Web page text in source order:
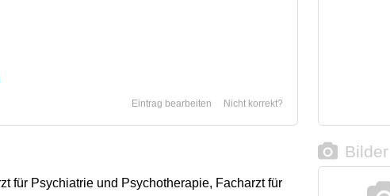
Nicht korrekt?
Eintrag bearbeiten
für Psychiatrie und Psychotherapie, Facharzt für
Bilder